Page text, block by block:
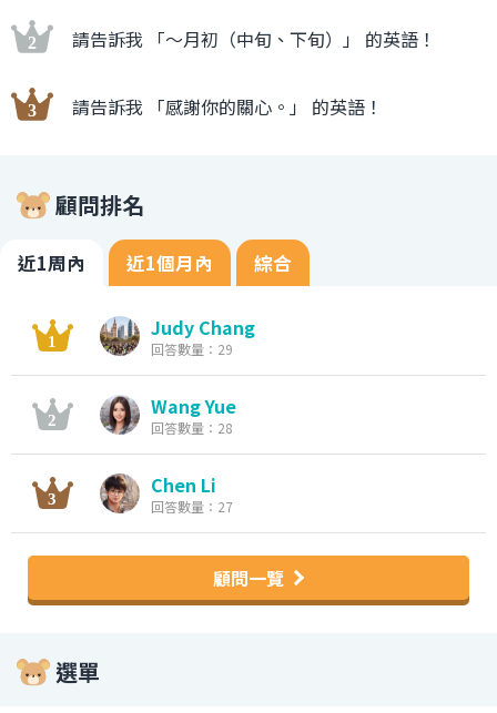
請告訴我 「〜月初（中旬、下旬）」 的英語！
請告訴我 「感謝你的關心。」 的英語！
顧問排名
近1周內 近1個月內 綜合
Judy Chang
回答數量：29
Wang Yue
回答數量：28
Chen Li
回答數量：27
顧問一覽
選單